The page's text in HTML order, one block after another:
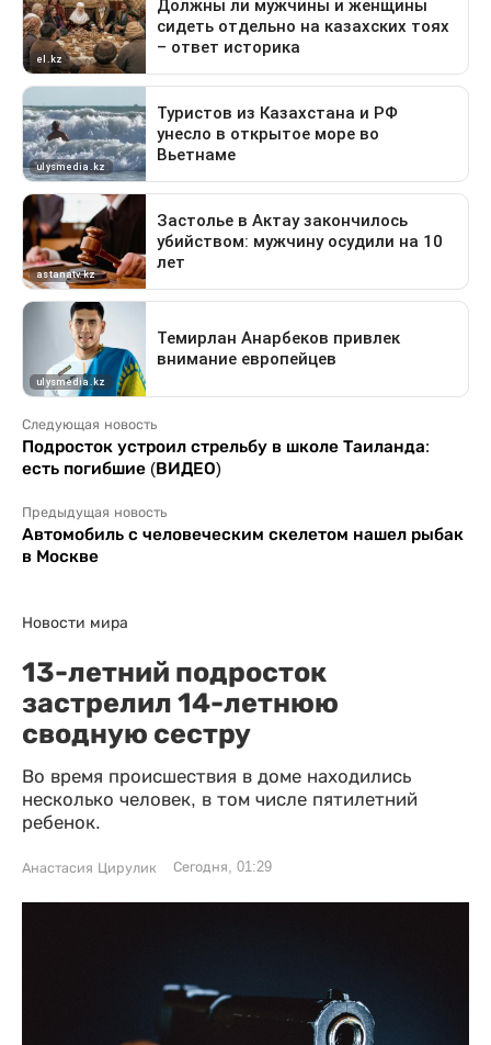
Следующая новость
Подросток устроил стрельбу в школе Таиланда:
есть погибшие (ВИДЕО)
Предыдущая новость
Автомобиль с человеческим скелетом нашел рыбак
в Москве
Новости мира
13-летний подросток
застрелил 14-летнюю
сводную сестру
Во время происшествия в доме находились
несколько человек, в том числе пятилетний
ребенок.
Анастасия Цирулик Сегодня, 01:29